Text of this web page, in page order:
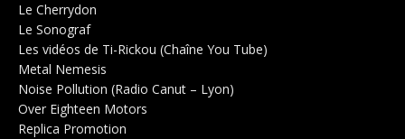
Le Cherrydon
Le SonografSalle de concerts 0
Les vidéos de Ti-Rickou (Chaîne You Tube)
Metal Nemesis
Noise Pollution (Radio Canut – Lyon)
Over Eighteen Motors
Replica Promotion